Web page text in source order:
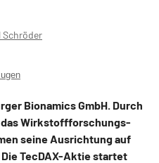
Schröder
Bionamics GmbH. Durch
Wirkstoffforschungs-
seine Ausrichtung auf
TecDAX-Aktie startet